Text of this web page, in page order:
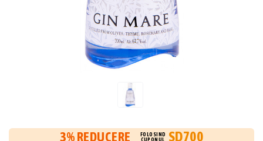
3% REDUCERE
FOLOSIND
SD700